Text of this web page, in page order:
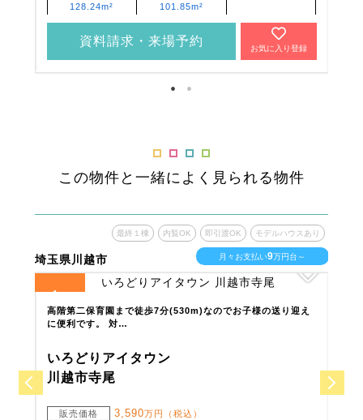
128.24m²
101.85m²
資料請求・来場予約
お気に入り登録
この物件と一緒によく見られる物件
埼玉県所沢市
最終１棟 内覧OK 即引渡OK モデルハウスあり
月々お支払い10万円台～
2
業務スーパーまで徒歩10分(730m～740m)、セブンイレブン
まで徒歩9分(…
いろどりアイタウン
所沢市下安松
販売価格 3,890万円（税込・1棟）・